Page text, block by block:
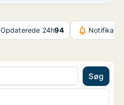
Opdaterede 24h94
Søg